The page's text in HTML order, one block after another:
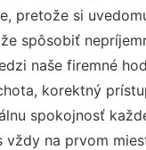
pretože si
spôsobiť
naše firemné
korektný
spokojnosť
vždy na prvom